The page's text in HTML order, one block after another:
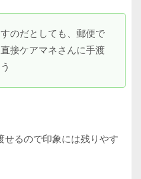
のだとしても、郵便で
接ケアマネさんに手渡
せるので印象には残りやす